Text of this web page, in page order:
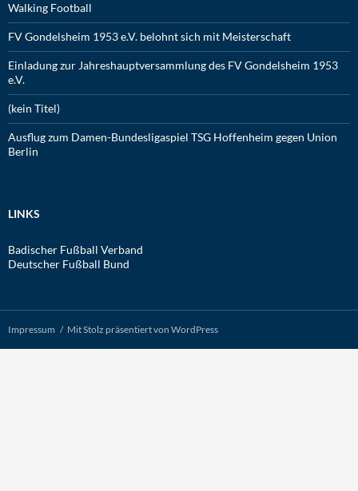
Walking Football
FV Gondelsheim 1953 e.V. belohnt sich mit Meisterschaft
Einladung zur Jahreshauptversammlung des FV Gondelsheim 1953
e.V.
(kein Titel)
Ausflug zum Damen-Bundesligaspiel TSG Hoffenheim gegen Union
Berlin
LINKS
Badischer Fußball Verband
Deutscher Fußball Bund
Impressum Mit Stolz präsentiert von WordPress